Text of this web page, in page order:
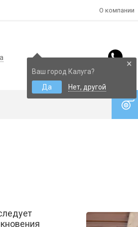
О компании
×
Ваш город Калуга?
Да
Нет, другой